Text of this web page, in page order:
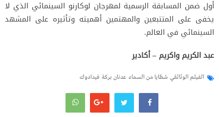
أول ضمن المسابقة الرسمية لمهرجان لوكارنو السينمائي الذي لا
يخفى على المتتبعين والمهتمين أهميته وتأثيره على المشهد
السينمائي في العالم.
عبد الكريم واكريم – أكادير
الفيلم الوثائقي شظايا من السماء عدنان بركة فيدادوك